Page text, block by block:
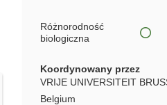
Różnorodność
biologiczna
Koordynowany przez
VRIJE UNIVERSITEIT
Belgium